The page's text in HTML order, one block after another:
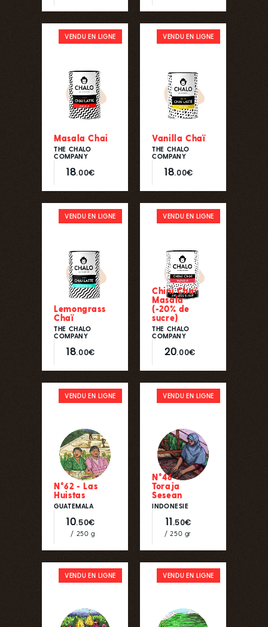
VENDU EN LIGNE
N°62 - Las
Huistas
GUATEMALA
10.50€
/ 250 g
VENDU EN LIGNE
N°46 -
Toraja
Sesean
INDONESIE
11.50€
/ 250 gr
VENDU EN LIGNE
VENDU EN LIGNE
Masala Chai
THE CHALO
COMPANY
18.00€
VENDU EN LIGNE
VENDU EN LIGNE
Vanilla Chaï
THE CHALO
COMPANY
18.00€
VENDU EN LIGNE
Lemongrass
Chaï
THE CHALO
COMPANY
18.00€
VENDU EN LIGNE
Chini Chaï
Masala
(-20% de
sucre)
THE CHALO
COMPANY
20.00€